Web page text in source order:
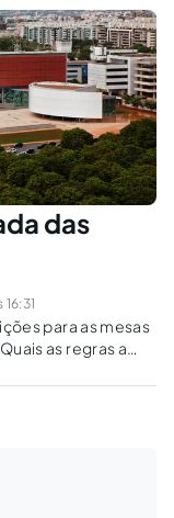
das
para as mesas
as regras a